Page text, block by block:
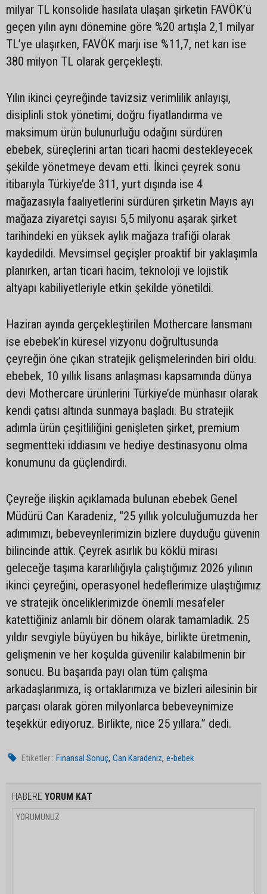
milyar TL konsolide hasılata ulaşan şirketin FAVÖK’ü
geçen yılın aynı dönemine göre %20 artışla 2,1 milyar
TL’ye ulaşırken, FAVÖK marjı ise %11,7, net karı ise
380 milyon TL olarak gerçekleşti.
Yılın ikinci çeyreğinde tavizsiz verimlilik anlayışı,
disiplinli stok yönetimi, doğru fiyatlandırma ve
maksimum ürün bulunurluğu odağını sürdüren
ebebek, süreçlerini artan ticari hacmi destekleyecek
şekilde yönetmeye devam etti. İkinci çeyrek sonu
itibarıyla Türkiye’de 311, yurt dışında ise 4
mağazasıyla faaliyetlerini sürdüren şirketin Mayıs ayı
mağaza ziyaretçi sayısı 5,5 milyonu aşarak şirket
tarihindeki en yüksek aylık mağaza trafiği olarak
kaydedildi. Mevsimsel geçişler proaktif bir yaklaşımla
planırken, artan ticari hacim, teknoloji ve lojistik
altyapı kabiliyetleriyle etkin şekilde yönetildi.
Haziran ayında gerçekleştirilen Mothercare lansmanı
ise ebebek’in küresel vizyonu doğrultusunda
çeyreğin öne çıkan stratejik gelişmelerinden biri oldu.
ebebek, 10 yıllık lisans anlaşması kapsamında dünya
devi Mothercare ürünlerini Türkiye’de münhasır olarak
kendi çatısı altında sunmaya başladı. Bu stratejik
adımla ürün çeşitliliğini genişleten şirket, premium
segmentteki iddiasını ve hediye destinasyonu olma
konumunu da güçlendirdi.
Çeyreğe ilişkin açıklamada bulunan ebebek Genel
Müdürü Can Karadeniz, “25 yıllık yolculuğumuzda her
adımımızı, bebeveynlerimizin bizlere duyduğu güvenin
bilincinde attık. Çeyrek asırlık bu köklü mirası
geleceğe taşıma kararlılığıyla çalıştığımız 2026 yılının
ikinci çeyreğini, operasyonel hedeflerimize ulaştığımız
ve stratejik önceliklerimizde önemli mesafeler
katettiğiniz anlamlı bir dönem olarak tamamladık. 25
yıldır sevgiyle büyüyen bu hikâye, birlikte üretmenin,
gelişmenin ve her koşulda güvenilir kalabilmenin bir
sonucu. Bu başarıda payı olan tüm çalışma
arkadaşlarımıza, iş ortaklarımıza ve bizleri ailesinin bir
parçası olarak gören milyonlarca bebeveynimize
teşekkür ediyoruz. Birlikte, nice 25 yıllara.” dedi.
Etiketler : Finansal Sonuç,Can Karadeniz,e-bebek
HABERE YORUM KAT